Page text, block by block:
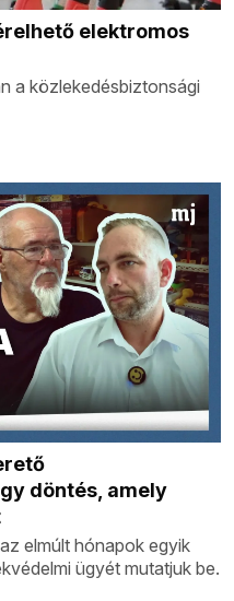
elektromos
a közlekedésbiztonsági
döntés, amely
elmúlt hónapok egyik
ügyét mutatjuk be.